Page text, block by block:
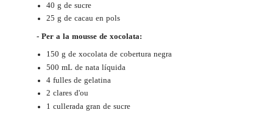
40 g de sucre
25 g de cacau en pols
- Per a la mousse de xocolata:
150 g de xocolata de cobertura negra
500 mL de nata líquida
4 fulles de gelatina
2 clares d'ou
1 cullerada gran de sucre